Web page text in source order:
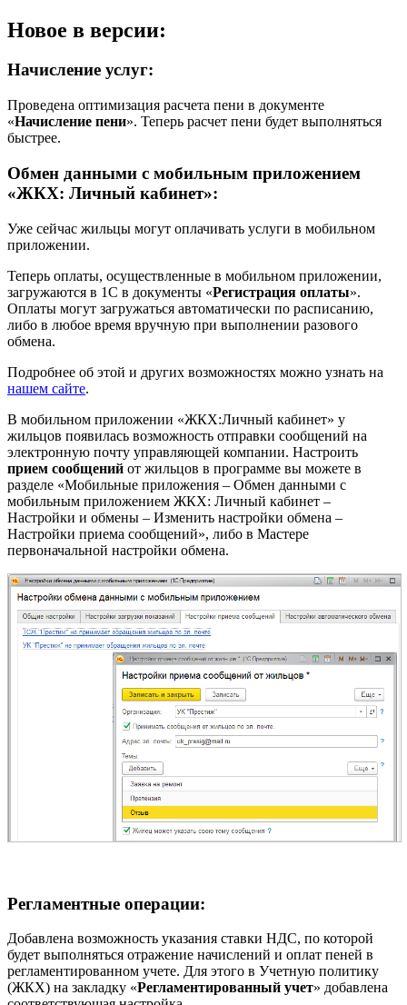
Новое в версии:
Начисление услуг:
Проведена оптимизация расчета пени в документе
«Начисление пени». Теперь расчет пени будет выполняться
быстрее.
Обмен данными с мобильным приложением
«ЖКХ: Личный кабинет»:
Уже сейчас жильцы могут оплачивать услуги в мобильном
приложении.
Теперь оплаты, осуществленные в мобильном приложении,
загружаются в 1С в документы «Регистрация оплаты».
Оплаты могут загружаться автоматически по расписанию,
либо в любое время вручную при выполнении разового
обмена.
Подробнее об этой и других возможностях можно узнать на
нашем сайте.
В мобильном приложении «ЖКХ:Личный кабинет» у
жильцов появилась возможность отправки сообщений на
электронную почту управляющей компании. Настроить
прием сообщений от жильцов в программе вы можете в
разделе «Мобильные приложения – Обмен данными с
мобильным приложением ЖКХ: Личный кабинет –
Настройки и обмены – Изменить настройки обмена –
Настройки приема сообщений», либо в Мастере
первоначальной настройки обмена.
Регламентные операции:
Добавлена возможность указания ставки НДС, по которой
будет выполняться отражение начислений и оплат пеней в
регламентированном учете. Для этого в Учетную политику
(ЖКХ) на закладку «Регламентированный учет» добавлена